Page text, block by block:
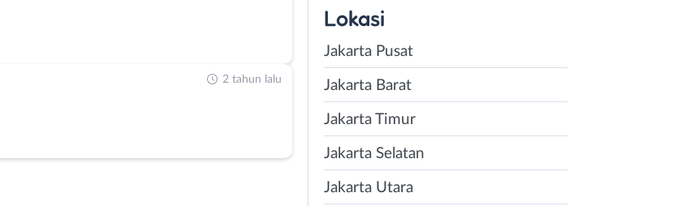
2 tahun lalu
Lokasi
Jakarta Pusat
Jakarta Barat
Jakarta Timur
Jakarta Selatan
Jakarta Utara